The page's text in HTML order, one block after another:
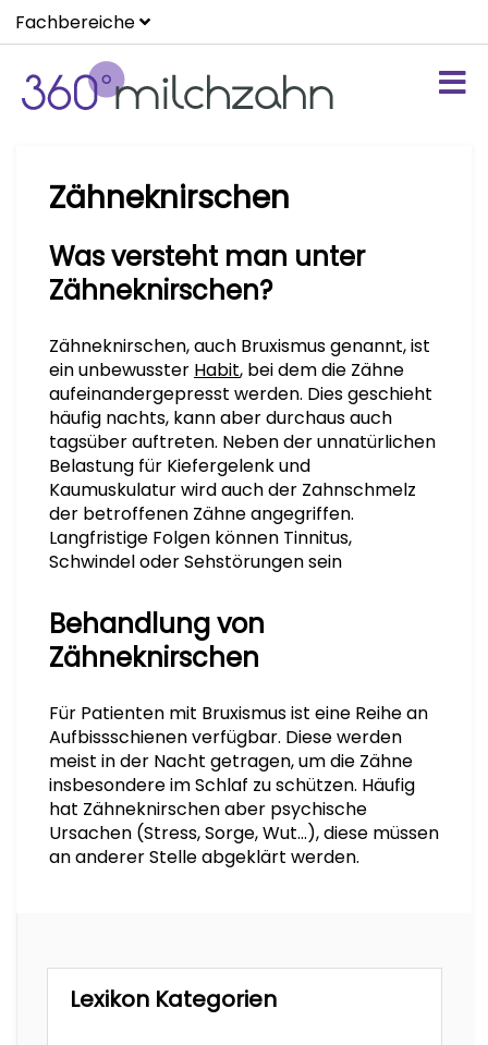
Fachbereiche
Zähneknirschen
Was versteht man unter
Zähneknirschen?
Zähneknirschen, auch Bruxismus genannt, ist
ein unbewusster Habit, bei dem die Zähne
aufeinandergepresst werden. Dies geschieht
häufig nachts, kann aber durchaus auch
tagsüber auftreten. Neben der unnatürlichen
Belastung für Kiefergelenk und
Kaumuskulatur wird auch der Zahnschmelz
der betroffenen Zähne angegriffen.
Langfristige Folgen können Tinnitus,
Schwindel oder Sehstörungen sein
Behandlung von
Zähneknirschen
Für Patienten mit Bruxismus ist eine Reihe an
Aufbissschienen verfügbar. Diese werden
meist in der Nacht getragen, um die Zähne
insbesondere im Schlaf zu schützen. Häufig
hat Zähneknirschen aber psychische
Ursachen (Stress, Sorge, Wut…), diese müssen
an anderer Stelle abgeklärt werden.
Lexikon Kategorien